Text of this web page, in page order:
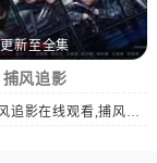
更新至全集
捕风追影
捕风追影,捕风追影在线观看,捕风追影全集,电视剧捕风追影,捕风追影下载,捕风追影主题曲,捕风追影剧情,捕风追影演员表